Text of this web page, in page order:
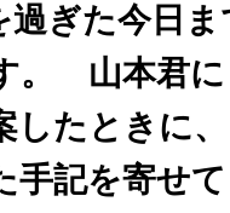
過ぎた今日
山本君に
したときに
手記を寄せ